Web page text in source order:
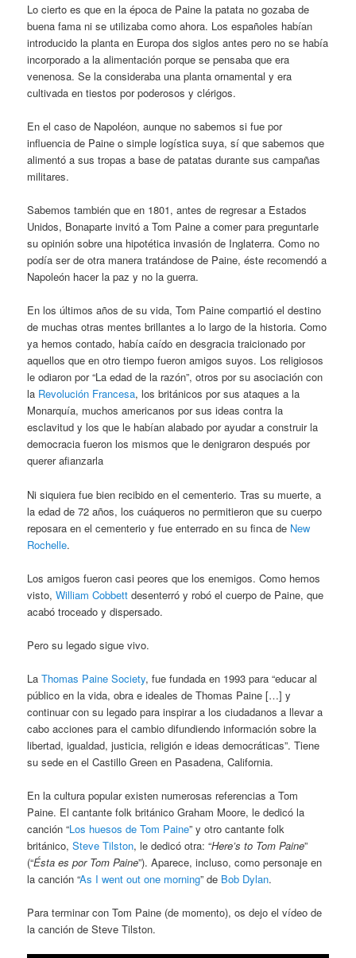
Lo cierto es que en la época de Paine la patata no gozaba de
buena fama ni se utilizaba como ahora. Los españoles habían
introducido la planta en Europa dos siglos antes pero no se había
incorporado a la alimentación porque se pensaba que era
venenosa. Se la consideraba una planta ornamental y era
cultivada en tiestos por poderosos y clérigos.
En el caso de Napoléon, aunque no sabemos si fue por
influencia de Paine o simple logística suya, sí que sabemos que
alimentó a sus tropas a base de patatas durante sus campañas
militares.
Sabemos también que en 1801, antes de regresar a Estados
Unidos, Bonaparte invitó a Tom Paine a comer para preguntarle
su opinión sobre una hipotética invasión de Inglaterra. Como no
podía ser de otra manera tratándose de Paine, éste recomendó a
Napoleón hacer la paz y no la guerra.
En los últimos años de su vida, Tom Paine compartió el destino
de muchas otras mentes brillantes a lo largo de la historia. Como
ya hemos contado, había caído en desgracia traicionado por
aquellos que en otro tiempo fueron amigos suyos. Los religiosos
le odiaron por “La edad de la razón”, otros por su asociación con
la Revolución Francesa, los británicos por sus ataques a la
Monarquía, muchos americanos por sus ideas contra la
esclavitud y los que le habían alabado por ayudar a construir la
democracia fueron los mismos que le denigraron después por
querer afianzarla
Ni siquiera fue bien recibido en el cementerio. Tras su muerte, a
la edad de 72 años, los cuáqueros no permitieron que su cuerpo
reposara en el cementerio y fue enterrado en su finca de New
Rochelle.
Los amigos fueron casi peores que los enemigos. Como hemos
visto,William Cobbett desenterró y robó el cuerpo de Paine, que
acabó troceado y dispersado.
Pero su legado sigue vivo.
LaThomas Paine Society, fue fundada en 1993 para “educar al
público en la vida, obra e ideales de Thomas Paine […] y
continuar con su legado para inspirar a los ciudadanos a llevar a
cabo acciones para el cambio difundiendo información sobre la
libertad, igualdad, justicia, religión e ideas democráticas”. Tiene
su sede en el Castillo Green en Pasadena, California.
En la cultura popular existen numerosas referencias a Tom
Paine. El cantante folk británico Graham Moore, le dedicó la
canción “Los huesos de Tom Paine” y otro cantante folk
británico,Steve Tilston, le dedicó otra: “Here’s to Tom Paine”
(“Ésta es por Tom Paine”). Aparece, incluso, como personaje en
la canción “As I went out one morning” de Bob Dylan.
Para terminar con Tom Paine (de momento), os dejo el vídeo de
la canción de Steve Tilston.